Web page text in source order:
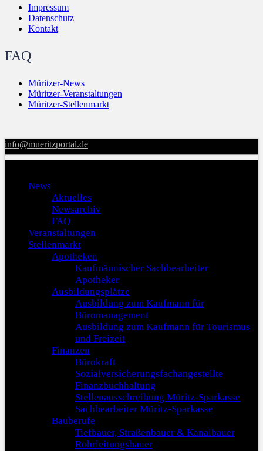
Impressum
Datenschutz
Kontakt
FAQ
Müritzer-News
Müritzer-Veranstaltungen
Müritzer-Stellenmarkt
info@mueritzportal.de
News
Aktuelles
Newsarchiv
FAQ
Veranstaltungen
Stellenmarkt
Apotheken
Kaufmännischer Sachbearbeiter
Apotheker
Ausbildungsplätze
Ausbildung zum Kaufmann für
Büromanagement
Ausbildung zum Kaufmann für Tourismus
und Freizeit
Finanzen
Bürokraft
Sozialversicherungsfachangestellte
Finanzbuchhaltung
Stellenausschreibung Müritz-Sparkasse
Sachbearbeiter Müritz-Sparkasse
Bauberufe
Tiefbauer, Straßenbauer & Kanalbauer
Rohrleitungsbauer